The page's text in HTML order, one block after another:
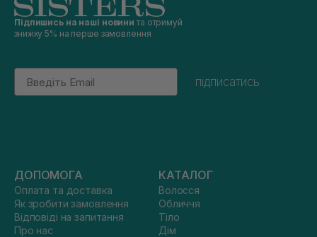
Підпишись на наші новини та отримуй
знижку 5% на перше замовлення
Email
підписатись
ДОПОМОГА
Оплата та доставка
Як зробити замовлення
Відповіді на запитання
Про нас
КАТАЛОГ
Волосся
Обличчя
Тіло
Дім